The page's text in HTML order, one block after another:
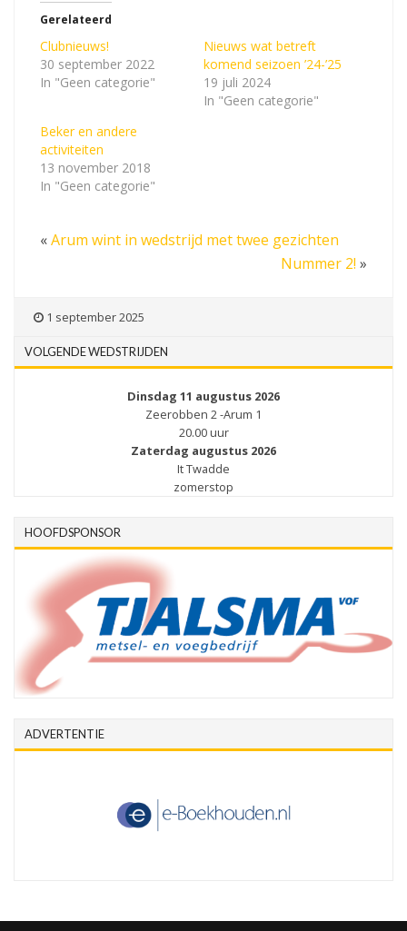
Gerelateerd
Clubnieuws!
30 september 2022
In "Geen categorie"
Nieuws wat betreft
komend seizoen ’24-’25
19 juli 2024
In "Geen categorie"
Beker en andere
activiteiten
13 november 2018
In "Geen categorie"
«Arum wint in wedstrijd met twee gezichten
Nummer 2! »
1 september 2025
VOLGENDE WEDSTRIJDEN
Dinsdag 11 augustus 2026
Zeerobben 2 -Arum 1
20.00 uur
Zaterdag augustus 2026
It Twadde
zomerstop
HOOFDSPONSOR
ADVERTENTIE